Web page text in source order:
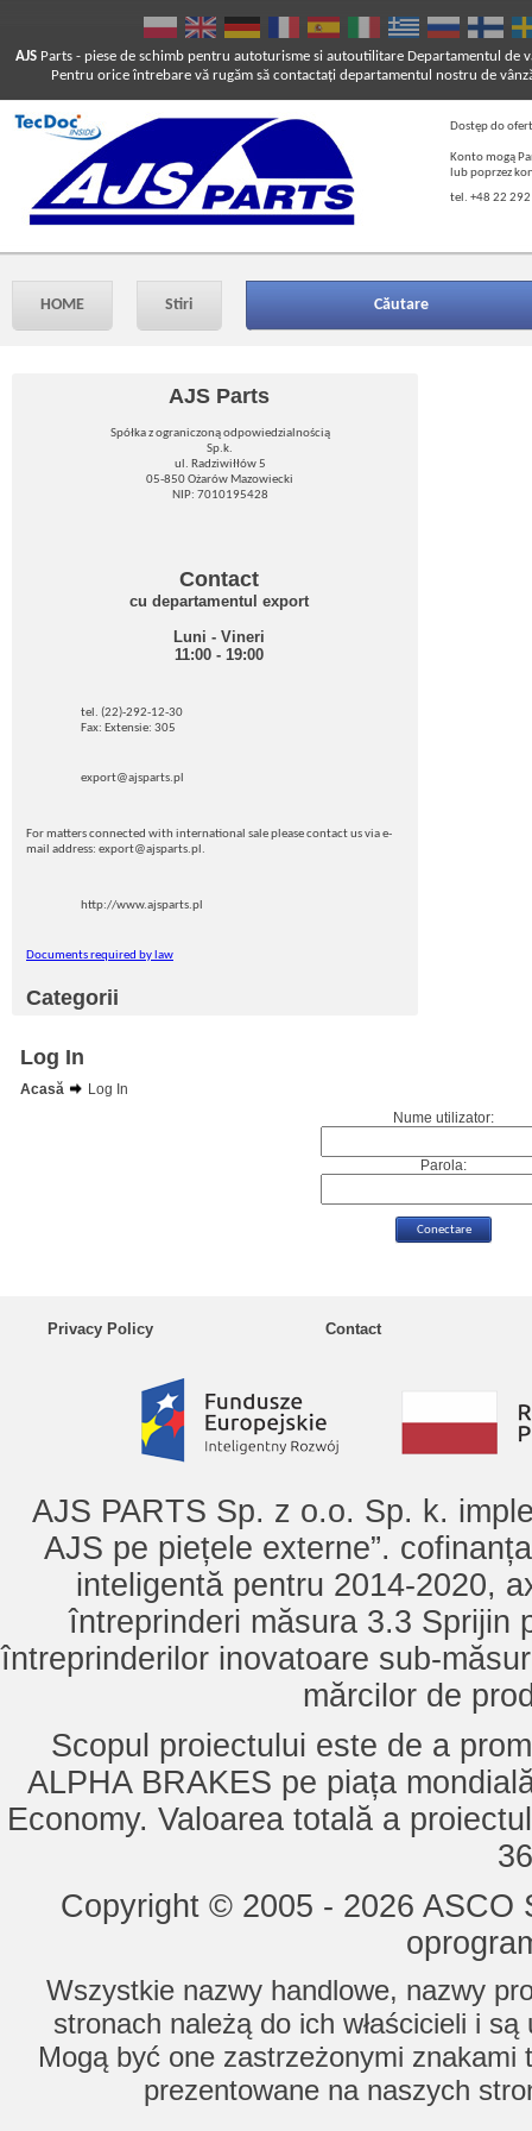
AJS Parts - piese de schimb pentru autoturisme si autoutilitare
Pentru orice întrebare vă rugăm să contactaţi departamentul nostru de
Departamentul de
Dostęp do
Konto mogą
lub poprzez
tel. +48 22
HOME Stiri Căutare
AJS Parts
Spółka z ograniczoną odpowiedzialnością
Sp.k.
ul. Radziwiłłów 5
05-850 Ożarów Mazowiecki
NIP: 7010195428
Contact
cu departamentul export
Luni - Vineri
11:00 - 19:00
tel. (22)-292-12-30
Fax: Extensie: 305
export@ajsparts.pl
For matters connected with international sale please contact us via e-
mail address: export@ajsparts.pl.
http://www.ajsparts.pl
Documents required by law
Categorii
Log In
Acasă
Log In
Nume utilizator:
Parola:
Privacy Policy Contact
AJS PARTS Sp. z o.o. Sp. k.
AJS pe piețele externe”.
inteligentă pentru 2014-2020,
întreprinderi măsura 3.3 Sprijin
întreprinderilor inovatoare sub-
mărcilor de
Scopul proiectului este de a
ALPHA BRAKES pe piața
Economy. Valoarea totală a
Copyright © 2005 - 2026
Wszystkie nazwy handlowe, nazwy
stronach należą do ich właścicieli i
Mogą być one zastrzeżonymi znakami
prezentowane na naszych